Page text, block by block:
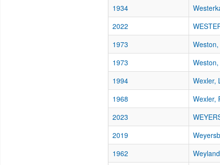
1934
2022
1973
1973
1994
Wexler,
1968
Wexler,
2023
2019
1962